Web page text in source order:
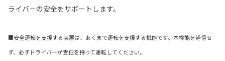
ライバーの安全をサポートします。
■安全運転を支援する装置は、あくまで運転を支援する機能です。本機能を過信せ
ず、必ずドライバーが責任を持って運転してください。